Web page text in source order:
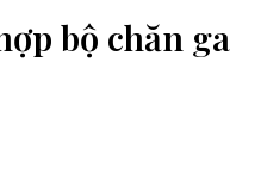
bộ chăn ga